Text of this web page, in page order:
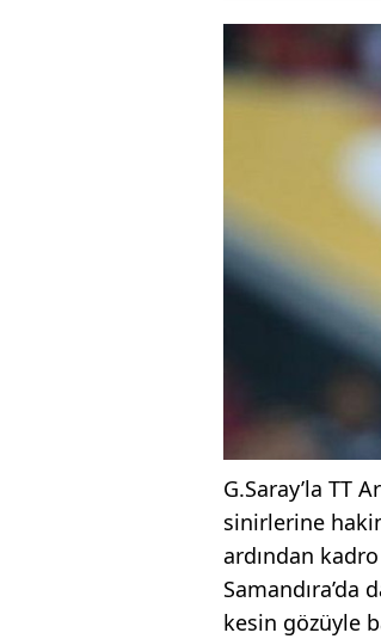
G.Saray’la TT
sinirlerine
ardından
kesin gözüyle